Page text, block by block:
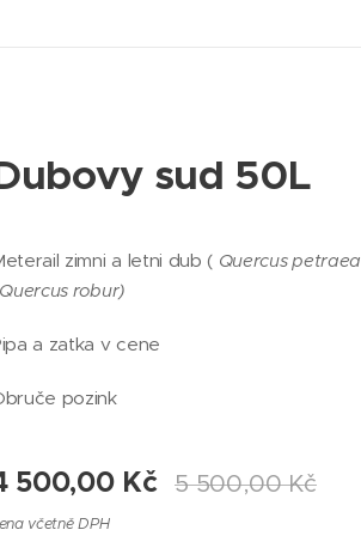
sud 50L
zimni a letni dub ( Quercus petraea
Quercus robur)
a zatka v cene
pozink
500,00Kč 5 500,00Kč
včetně DPH